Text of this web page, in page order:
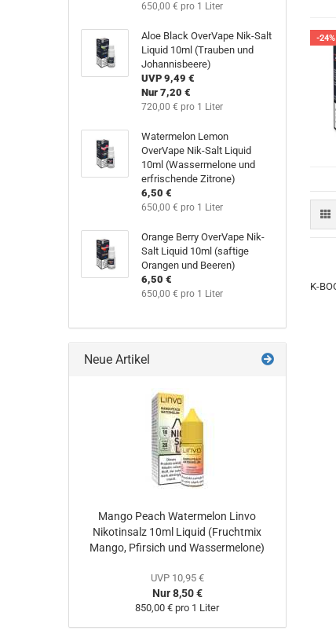
-24%
K-
650,00 € pro 1 Liter
Aloe Black OverVape Nik-Salt
Liquid 10ml (Trauben und
Johannisbeere)
UVP 9,49 €
Nur 7,20 €
720,00 € pro 1 Liter
Watermelon Lemon
OverVape Nik-Salt Liquid
10ml (Wassermelone und
erfrischende Zitrone)
6,50 €
650,00 € pro 1 Liter
Orange Berry OverVape Nik-
Salt Liquid 10ml (saftige
Orangen und Beeren)
6,50 €
650,00 € pro 1 Liter
Neue Artikel
Mango Peach Watermelon Linvo
Nikotinsalz 10ml Liquid (Fruchtmix
Mango, Pfirsich und Wassermelone)
UVP 10,95 €
Nur 8,50 €
850,00 € pro 1 Liter